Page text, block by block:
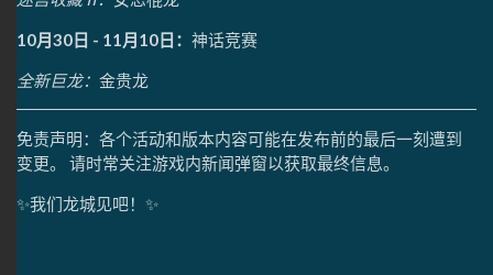
10月30日 - 11月10日： 神话竞赛
全新巨龙： 金贵龙
免责声明：各个活动和版本内容可能在发布前的最后一刻遭到
变更。 请时常关注游戏内新闻弹窗以获取最终信息。
✨我们龙城见吧！✨